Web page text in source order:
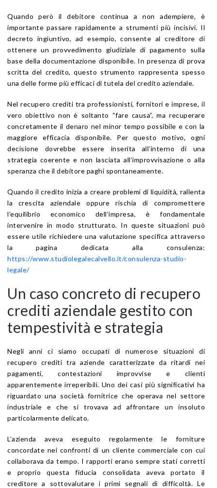
Quando però il debitore continua a non adempiere, è
importante passare rapidamente a strumenti più incisivi. Il
decreto ingiuntivo, ad esempio, consente al creditore di
ottenere un provvedimento giudiziale di pagamento sulla
base della documentazione disponibile. In presenza di prova
scritta del credito, questo strumento rappresenta spesso
una delle forme più efficaci di tutela del credito aziendale.
Nel recupero crediti tra professionisti, fornitori e imprese, il
vero obiettivo non è soltanto “fare causa”, ma recuperare
concretamente il denaro nel minor tempo possibile e con la
maggiore efficacia disponibile. Per questo motivo, ogni
decisione dovrebbe essere inserita all’interno di una
strategia coerente e non lasciata all’improvvisazione o alla
speranza che il debitore paghi spontaneamente.
Quando il credito inizia a creare problemi di liquidità, rallenta
la crescita aziendale oppure rischia di compromettere
l’equilibrio economico dell’impresa, è fondamentale
intervenire in modo strutturato. In queste situazioni può
essere utile richiedere una valutazione specifica attraverso
la pagina dedicata alla consulenza:
https://www.studiolegalecalvello.it/consulenza-studio-
legale/
Un caso concreto di recupero
crediti aziendale gestito con
tempestività e strategia
Negli anni ci siamo occupati di numerose situazioni di
recupero crediti tra aziende caratterizzate da ritardi nei
pagamenti, contestazioni improvvise e clienti
apparentemente irreperibili. Uno dei casi più significativi ha
riguardato una società fornitrice che operava nel settore
industriale e che si trovava ad affrontare un insoluto
particolarmente delicato.
L’azienda aveva eseguito regolarmente le forniture
concordate nei confronti di un cliente commerciale con cui
collaborava da tempo. I rapporti erano sempre stati corretti
e proprio questa fiducia consolidata aveva portato il
creditore a sottovalutare i primi segnali di difficoltà. Le